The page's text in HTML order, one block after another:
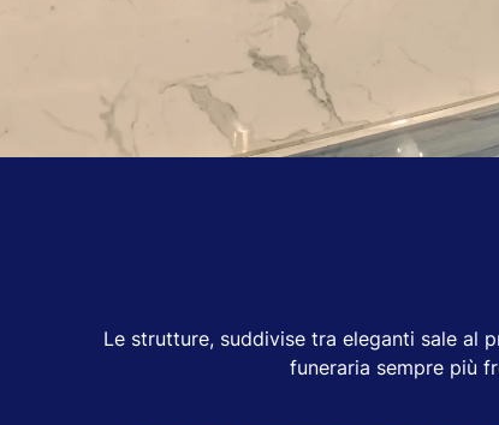
Le strutture, suddivise tra eleganti sale al
funeraria sempre più